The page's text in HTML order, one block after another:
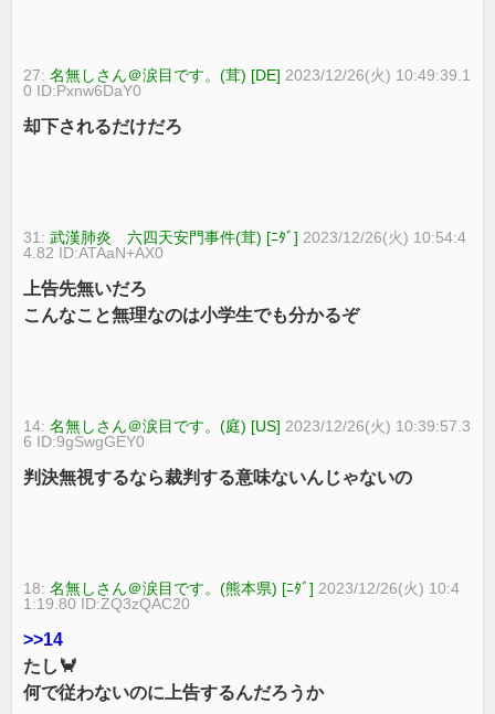
27:名無しさん＠涙目です。(茸) [DE] 2023/12/26(火) 10:49:39.1
0 ID:Pxnw6DaY0
却下されるだけだろ
31:武漢肺炎 六四天安門事件(茸) [ﾆﾀﾞ] 2023/12/26(火) 10:54:4
4.82 ID:ATAaN+AX0
上告先無いだろ
こんなこと無理なのは小学生でも分かるぞ
14:名無しさん＠涙目です。(庭) [US] 2023/12/26(火) 10:39:57.3
6 ID:9gSwgGEY0
判決無視するなら裁判する意味ないんじゃないの
18:名無しさん＠涙目です。(熊本県) [ﾆﾀﾞ] 2023/12/26(火) 10:4
1:19.80 ID:ZQ3zQAC20
>>14
たし🦀
何で従わないのに上告するんだろうか